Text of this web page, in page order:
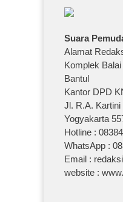
Suara
Alamat
Komplek
Bantul
Kantor DPD
Jl. R.A. Kartini
Yogyakarta
Hotline :
WhatsApp :
Email :
website :